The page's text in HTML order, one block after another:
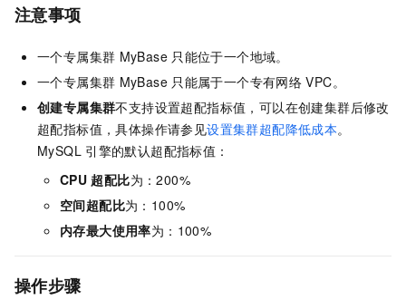
注意事项
一个专属集群 MyBase 只能位于一个地域。
一个专属集群 MyBase 只能属于一个专有网络 VPC。
创建专属集群不支持设置超配指标值，可以在创建集群后修改
超配指标值，具体操作请参见设置集群超配降低成本。
MySQL 引擎的默认超配指标值：
CPU 超配比为：200%
空间超配比为：100%
内存最大使用率为：100%
操作步骤